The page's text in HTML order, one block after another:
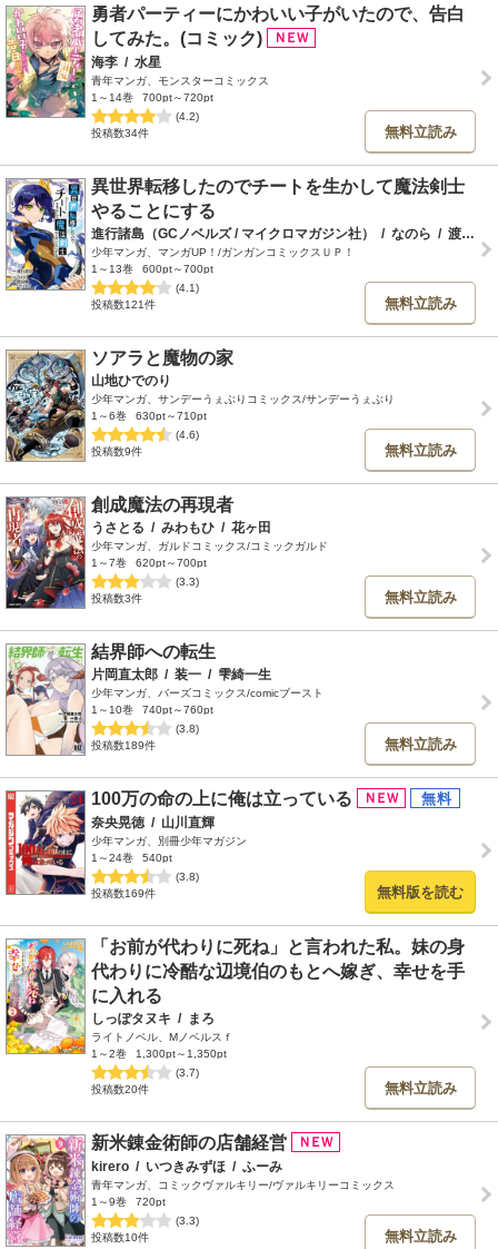
勇者パーティーにかわいい子がいたので、告白
してみた。(コミック)
海李 / 水星
青年マンガ、モンスターコミックス
1～14巻
700pt～720pt
(4.2)
投稿数34件
無料立読み
異世界転移したのでチートを生かして魔法剣士
やることにする
進行諸島（GCノベルズ / マイクロマガジン社） / なのら / 渡辺樹
少年マンガ、マンガUP！/ガンガンコミックスＵＰ！
1～13巻
600pt～700pt
(4.1)
投稿数121件
無料立読み
ソアラと魔物の家
山地ひでのり
少年マンガ、サンデーうぇぶりコミックス/サンデーうぇぶり
1～6巻
630pt～710pt
(4.6)
投稿数9件
無料立読み
創成魔法の再現者
うさとる / みわもひ / 花ヶ田
少年マンガ、ガルドコミックス/コミックガルド
1～7巻
620pt～700pt
(3.3)
投稿数3件
無料立読み
結界師への転生
片岡直太郎 / 装一 / 雫綺一生
少年マンガ、バーズコミックス/comicブースト
1～10巻
740pt～760pt
(3.8)
投稿数189件
無料立読み
100万の命の上に俺は立っている
奈央晃徳 / 山川直輝
少年マンガ、別冊少年マガジン
1～24巻
540pt
(3.8)
投稿数169件
無料版を読む
「お前が代わりに死ね」と言われた私。妹の身
代わりに冷酷な辺境伯のもとへ嫁ぎ、幸せを手
に入れる
しっぽタヌキ / まろ
ライトノベル、Mノベルスｆ
1～2巻
1,300pt～1,350pt
(3.7)
投稿数20件
無料立読み
新米錬金術師の店舗経営
kirero / いつきみずほ / ふーみ
青年マンガ、コミックヴァルキリー/ヴァルキリーコミックス
1～9巻
720pt
(3.3)
投稿数10件
無料立読み